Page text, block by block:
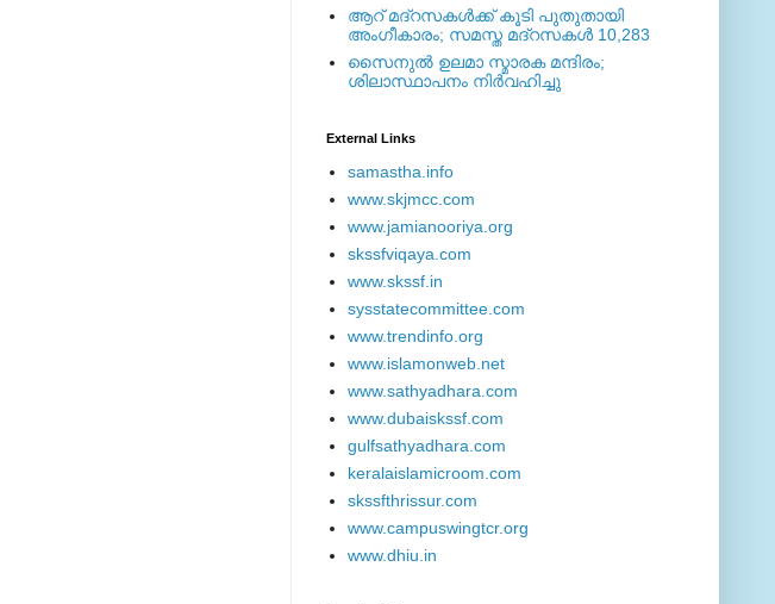
ആറ് മദ്റസകള്‍ക്ക് കൂടി പുതുതായി
അംഗീകാരം; സമസ്ത മദ്റസകള്‍ 10,283
സൈനുല്‍ ഉലമാ സ്മാരക മന്ദിരം;
ശിലാസ്ഥാപനം നിര്‍വഹിച്ചു
External ‎Links
samastha.info
www.skjmcc.com
www.jamianooriya.org
skssfviqaya.com
www.skssf.in
sysstatecommittee.com
www.trendinfo.org
www.islamonweb.net
www.sathyadhara.com
www.dubaiskssf.com
gulfsathyadhara.com
keralaislamicroom.com
skssfthrissur.com
www.campuswingtcr.org
www.dhiu.in